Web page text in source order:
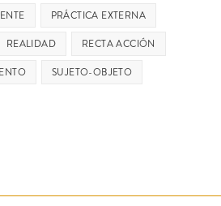
PRÁCTICA EXTERNA
REALIDAD
RECTA ACCIÓN
SUJETO-OBJETO